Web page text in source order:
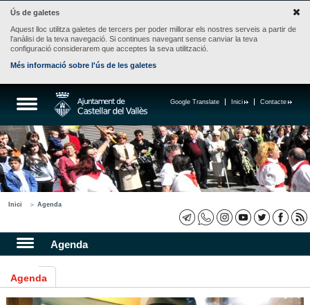
Ús de galetes
Aquest lloc utilitza galetes de tercers per poder millorar els nostres serveis a partir de
l'anàlisi de la teva navegació. Si continues navegant sense canviar la teva
configuració considerarem que acceptes la seva utilització.
Més informació sobre l'ús de les galetes
Contacte
Inici
Google Translate
Inici Agenda
Agenda
Agenda